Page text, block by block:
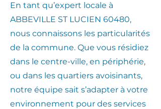
En tant qu’expert locale à
ABBEVILLE ST LUCIEN 60480,
nous connaissons les particularités
de la commune. Que vous résidiez
dans le centre-ville, en périphérie,
ou dans les quartiers avoisinants,
notre équipe sait s’adapter à votre
environnement pour des services